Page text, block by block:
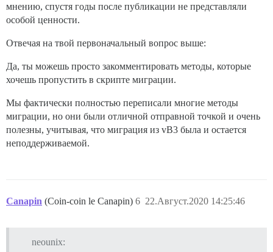
мнению, спустя годы после публикации не представляли
особой ценности.
Отвечая на твой первоначальный вопрос выше:
Да, ты можешь просто закомментировать методы, которые
хочешь пропустить в скрипте миграции.
Мы фактически полностью переписали многие методы
миграции, но они были отличной отправной точкой и очень
полезны, учитывая, что миграция из vB3 была и остается
неподдерживаемой.
Canapin (Coin-coin le Canapin) 22.Август.2020 14:25:46
6
neounix: